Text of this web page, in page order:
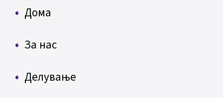
Дома
За нас
Делување